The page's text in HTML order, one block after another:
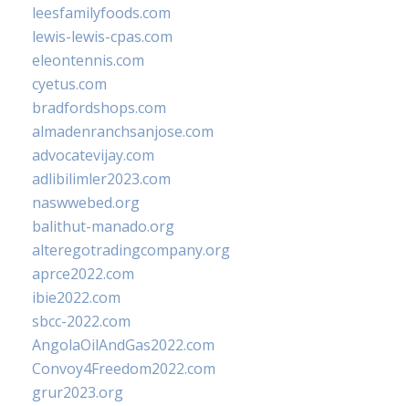
leesfamilyfoods.com
lewis-lewis-cpas.com
eleontennis.com
cyetus.com
bradfordshops.com
almadenranchsanjose.com
advocatevijay.com
adlibilimler2023.com
naswwebed.org
balithut-manado.org
alteregotradingcompany.org
aprce2022.com
ibie2022.com
sbcc-2022.com
AngolaOilAndGas2022.com
Convoy4Freedom2022.com
grur2023.org